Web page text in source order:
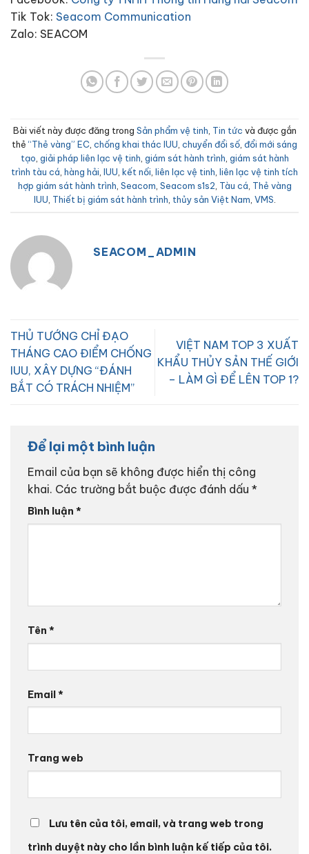
Tik Tok: Seacom Communication
Zalo: SEACOM
Bài viết này được đăng trong Sản phẩm vệ tinh, Tin tức và được gắn
thẻ “Thẻ vàng” EC, chống khai thác IUU, chuyển đổi số, đổi mới sáng
tạo, giải pháp liên lạc vệ tinh, giám sát hành trình, giám sát hành
trình tàu cá, hàng hải, IUU, kết nối, liên lạc vệ tinh, liên lạc vệ tinh tích
hợp giám sát hành trình, Seacom, Seacom s1s2, Tàu cá, Thẻ vàng
IUU, Thiết bị giám sát hành trình, thủy sản Việt Nam, VMS.
SEACOM_ADMIN
THỦ TƯỚNG CHỈ ĐẠO
THÁNG CAO ĐIỂM CHỐNG
IUU, XÂY DỰNG “ĐÁNH
BẮT CÓ TRÁCH NHIỆM”
VIỆT NAM TOP 3 XUẤT
KHẨU THỦY SẢN THẾ GIỚI
– LÀM GÌ ĐỂ LÊN TOP 1?
Để lại một bình luận
Email của bạn sẽ không được hiển thị công
khai. Các trường bắt buộc được đánh dấu *
Bình luận *
Tên *
Email*
Trang web
Lưu tên của tôi, email, và trang web trong
trình duyệt này cho lần bình luận kế tiếp của tôi.